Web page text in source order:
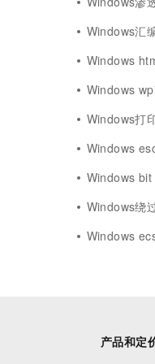
Windows汇
Windows
Windows
Windows打
Windows
Windows bit
Windows绕
Windows
产品和定